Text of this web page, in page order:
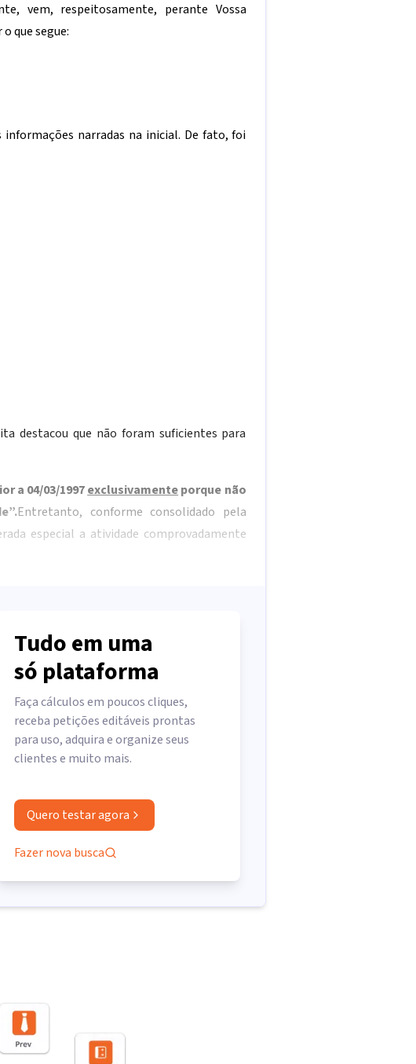
vem, respeitosamente, perante Vossa
que segue:
narradas na inicial. De fato, foi
destacou que não foram suficientes para
a 04/03/1997exclusivamenteporque não
Entretanto, conforme consolidado pela
especial a atividade comprovadamente
Tudo em uma
só plataforma
Faça cálculos em poucos cliques,
receba petições editáveis prontas
para uso, adquira e organize seus
clientes e muito mais.
Quero testar agora
Fazer nova busca